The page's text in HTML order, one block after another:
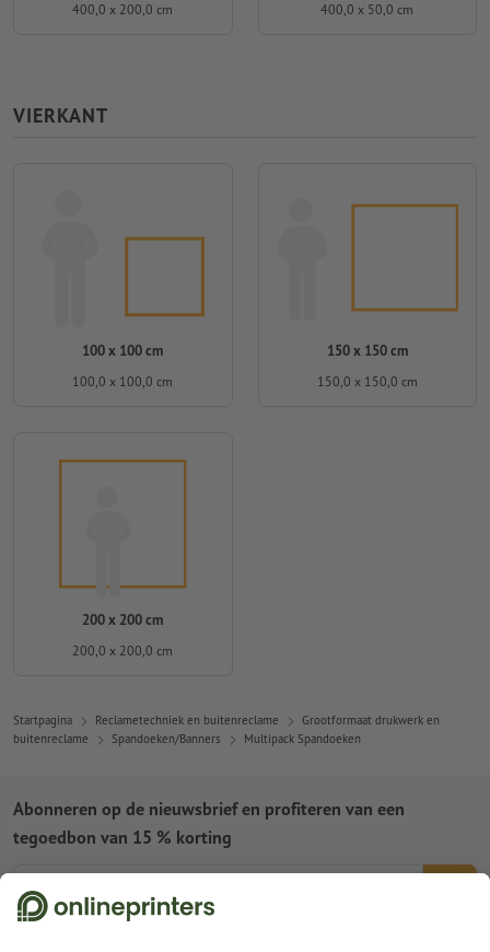
400,0 x 200,0 cm 400,0 x 50,0 cm
VIERKANT
100 x 100 cm
100,0 x 100,0 cm
150 x 150 cm
150,0 x 150,0 cm
200 x 200 cm
200,0 x 200,0 cm
Startpagina Reclametechniek en buitenreclame
Grootformaat drukwerk en
buitenreclame
Spandoeken/Banners Multipack Spandoeken
Abonneren op de nieuwsbrief en profiteren van een
tegoedbon van 15 % korting